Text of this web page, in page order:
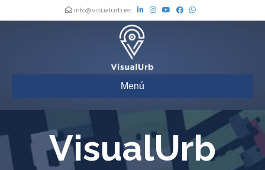
info@visualurb.es
Menú
VisualUrb